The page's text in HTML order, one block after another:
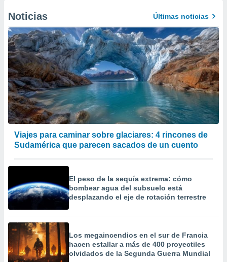
Noticias Últimas noticias
Viajes para caminar sobre glaciares: 4 rincones de
Sudamérica que parecen sacados de un cuento
El peso de la sequía extrema: cómo
bombear agua del subsuelo está
desplazando el eje de rotación terrestre
Los megaincendios en el sur de Francia
hacen estallar a más de 400 proyectiles
olvidados de la Segunda Guerra Mundial